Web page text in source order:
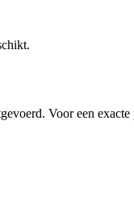
Voor een